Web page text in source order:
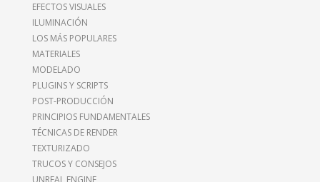
EFECTOS VISUALES
ILUMINACIÓN
LOS MÁS POPULARES
MATERIALES
MODELADO
PLUGINS Y SCRIPTS
POST-PRODUCCIÓN
PRINCIPIOS FUNDAMENTALES
TÉCNICAS DE RENDER
TEXTURIZADO
TRUCOS Y CONSEJOS